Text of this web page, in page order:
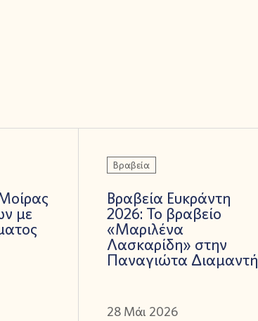
με
Βραβεία
Βραβεία Ευκράντη
2026: Το βραβείο
«Μαριλένα
Λασκαρίδη» στην
Παναγιώτα Διαμαντή
28 Μάι 2026